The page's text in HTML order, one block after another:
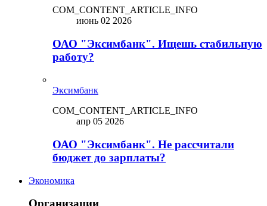
COM_CONTENT_ARTICLE_INFO
июнь 02 2026
ОАО "Эксимбанк". Ищешь стабильную
работу?
Эксимбанк
COM_CONTENT_ARTICLE_INFO
апр 05 2026
ОАО "Эксимбанк". Не рассчитали
бюджет до зарплаты?
Экономика